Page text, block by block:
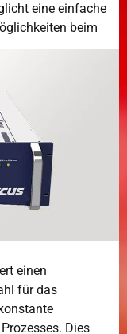
eine einfache
beim
einen
für das
Dies